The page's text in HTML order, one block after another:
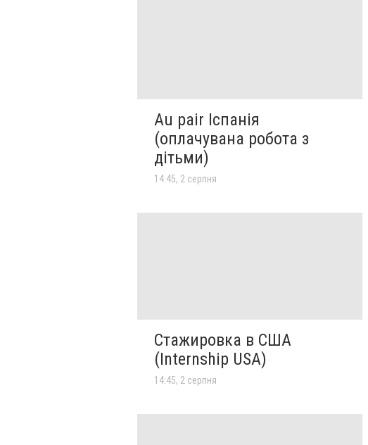
Au pair Іспанія
(оплачувана робота з
дітьми)
14:45, 2 серпня
Стажировка в США
(Internship USA)
14:45, 2 серпня